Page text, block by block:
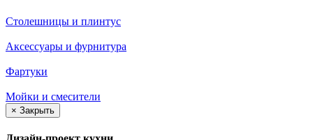
Столешницы и плинтус
Аксессуары и фурнитура
Фартуки
Мойки и смесители
× Закрыть